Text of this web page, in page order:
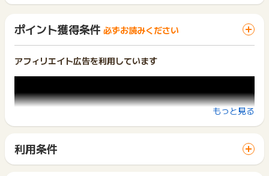
ポイント獲得条件 必ずお読みください
アフィリエイト広告を利用しています
もっと見る
利用条件